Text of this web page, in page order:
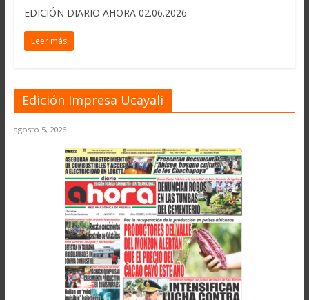
EDICIÓN DIARIO AHORA 02.06.2026
Leer más
Edición Impresa Ucayali
agosto 5, 2026